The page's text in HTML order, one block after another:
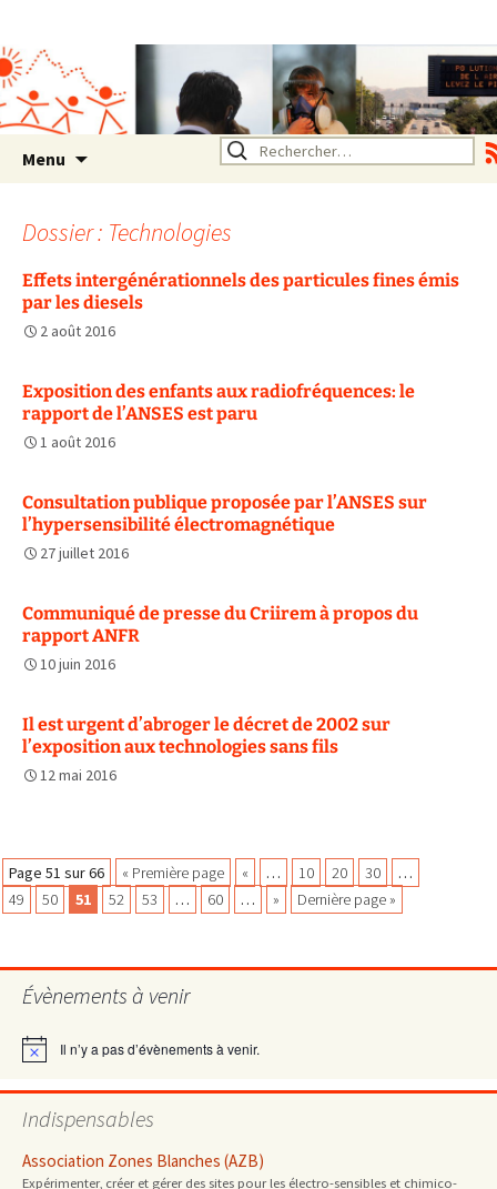
Rhône Alpes
Un environnement sain pour
la santé de tous
Menu Rechercher :
Dossier : Technologies
Effets intergénérationnels des particules fines émis
par les diesels
2 août 2016
Exposition des enfants aux radiofréquences: le
rapport de l’ANSES est paru
1 août 2016
Consultation publique proposée par l’ANSES sur
l’hypersensibilité électromagnétique
27 juillet 2016
Communiqué de presse du Criirem à propos du
rapport ANFR
10 juin 2016
Il est urgent d’abroger le décret de 2002 sur
l’exposition aux technologies sans fils
12 mai 2016
Navigation
des
articles
Page 51 sur 66 « Première page « … 10 20 30
…
49
50 51 52 53 … 60 … » Dernière page »
Évènements à venir
Notice Il n’y a pas d’évènements à venir.
Indispensables
Association Zones Blanches (AZB)
Expérimenter, créer et gérer des sites pour les électro-sensibles et chimico-